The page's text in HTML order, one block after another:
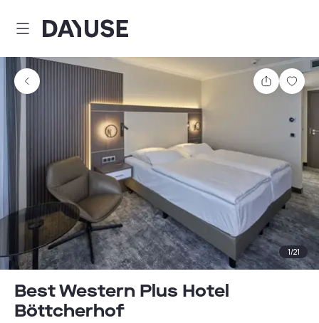
Dayuse
Teilen
1/21
Best Western Plus Hotel
Böttcherhof